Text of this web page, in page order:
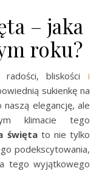
– jaka
roku?
bliskości i
sukienkę na
elegancję, ale
klimacie tego
świętato nie tylko
podekscytowania,
tego wyjątkowego